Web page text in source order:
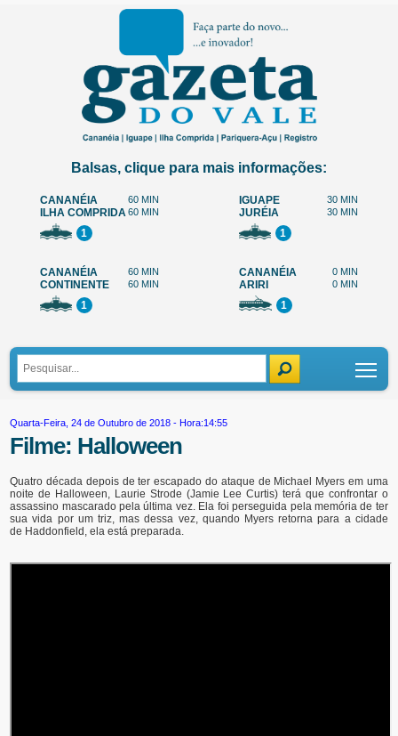
Balsas, clique para mais informações:
CANANÉIA 60 MIN
ILHA COMPRIDA60 MIN
1
IGUAPE 30 MIN
JURÉIA 30 MIN
1
CANANÉIA 60 MIN
CONTINENTE 60 MIN
1
CANANÉIA 0 MIN
ARIRI 0 MIN
1
Quarta-Feira, 24 de Outubro de 2018 - Hora:14:55
Filme: Halloween
Quatro década depois de ter escapado do ataque de Michael Myers em uma
noite de Halloween, Laurie Strode (Jamie Lee Curtis) terá que confrontar o
assassino mascarado pela última vez. Ela foi perseguida pela memória de ter
sua vida por um triz, mas dessa vez, quando Myers retorna para a cidade
de Haddonfield, ela está preparada.